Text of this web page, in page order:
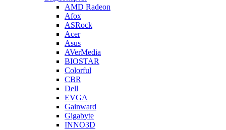
AMD Radeon
Afox
ASRock
Acer
Asus
AVerMedia
BIOSTAR
Colorful
CBR
Dell
EVGA
Gainward
Gigabyte
INNO3D